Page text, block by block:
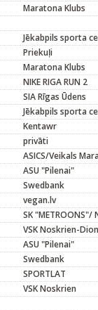
Maratona Klubs
Jēkabpils sporta
Priekuļi
Maratona Klubs
NIKE RIGA RUN 2
SIA Rīgas Ūdens
Jēkabpils sporta
Kentawr
privāti
ASICS/Veikals
ASU "Pilenai"
Swedbank
vegan.lv
SK "METROONS"/
VSK Noskrien-
ASU "Pilenai"
Swedbank
SPORTLAT
VSK Noskrien